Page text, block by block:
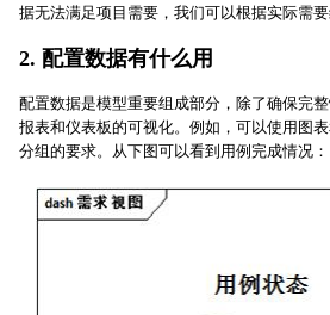
据无法满足项目需要，我们可以根据实际需要
2. 配置数据有什么用
配置数据是模型重要组成部分，除了确保完
报表和仪表板的可视化。例如，可以使用图
分组的要求。从下图可以看到用例完成情况：